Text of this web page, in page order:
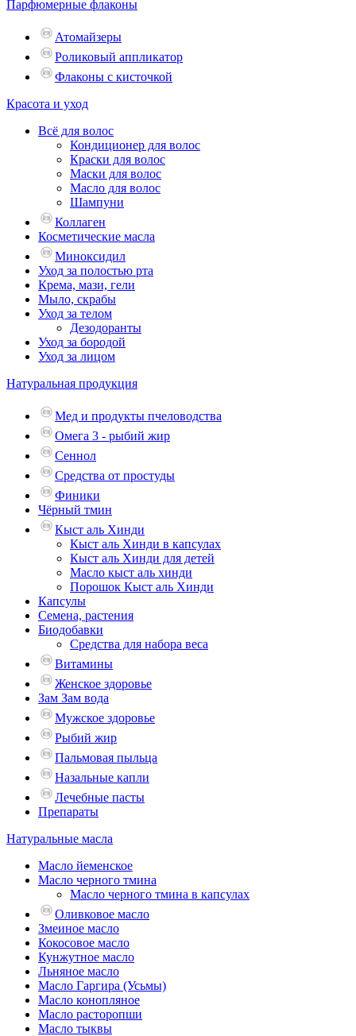
Парфюмерные флаконы
Атомайзеры
Роликовый аппликатор
Флаконы с кисточкой
Красота и уход
Всё для волос
Кондиционер для волос
Краски для волос
Маски для волос
Масло для волос
Шампуни
Коллаген
Косметические масла
Миноксидил
Уход за полостью рта
Крема, мази, гели
Мыло, скрабы
Уход за телом
Дезодоранты
Уход за бородой
Уход за лицом
Натуральная продукция
Мед и продукты пчеловодства
Омега 3 - рыбий жир
Сеннол
Средства от простуды
Финики
Чёрный тмин
Кыст аль Хинди
Кыст аль Хинди в капсулах
Кыст аль Хинди для детей
Масло кыст аль хинди
Порошок Кыст аль Хинди
Капсулы
Семена, растения
Биодобавки
Средства для набора веса
Витамины
Женское здоровье
Зам Зам вода
Мужское здоровье
Рыбий жир
Пальмовая пыльца
Назальные капли
Лечебные пасты
Препараты
Натуральные масла
Масло йеменское
Масло черного тмина
Масло черного тмина в капсулах
Оливковое масло
Змеиное масло
Кокосовое масло
Кунжутное масло
Льняное масло
Масло Гаргира (Усьмы)
Масло конопляное
Масло расторопши
Масло тыквы